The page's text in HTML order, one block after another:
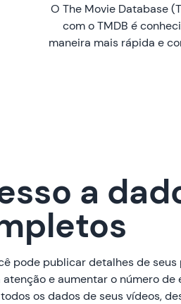
O The Movie Database
com o TMDB é
maneira mais rápida e
a
pode publicar detalhes de
e aumentar o número de
os dados de seus vídeos,